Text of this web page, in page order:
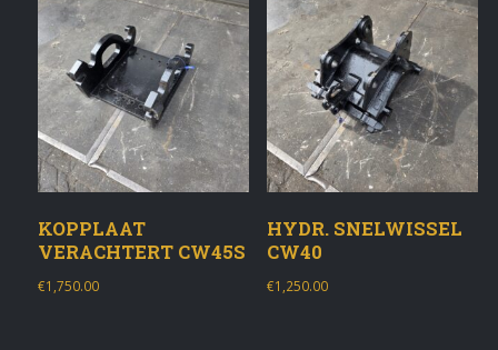
KOPPLAAT
VERACHTERT CW45S
€1,750.00
HYDR. SNELWISSEL
CW40
€1,250.00